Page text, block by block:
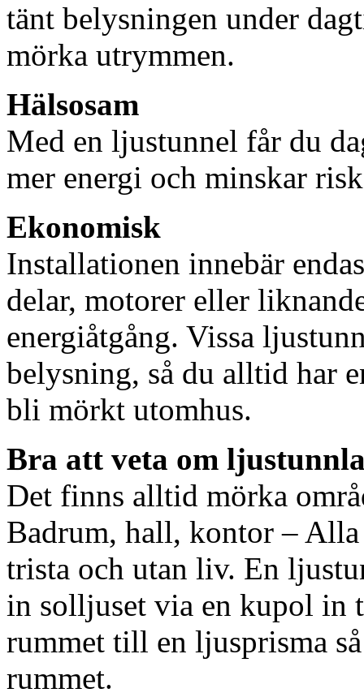
tänt belysningen under
mörka utrymmen.
Hälsosam
Med en ljustunnel får du
mer energi och minskar
Ekonomisk
Installationen innebär
delar, motorer eller
energiåtgång. Vissa
belysning, så du alltid har
bli mörkt utomhus.
Bra att veta om
Det finns alltid mörka
Badrum, hall, kontor – Alla
trista och utan liv. En
in solljuset via en kupol in
rummet till en ljusprisma
rummet.